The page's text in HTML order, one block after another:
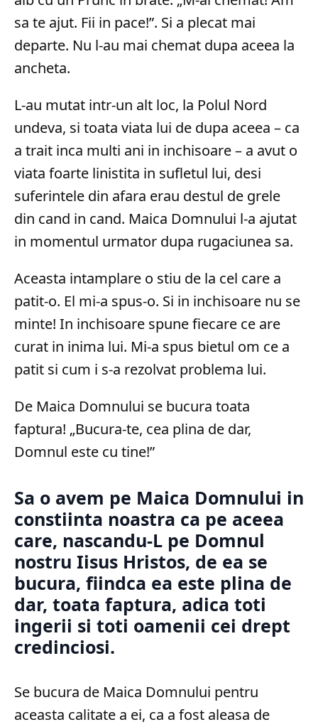
sa te ajut. Fii in pace!”. Si a plecat mai
departe. Nu l-au mai chemat dupa aceea la
ancheta.
L-au mutat intr-un alt loc, la Polul Nord
undeva, si toata viata lui de dupa aceea – ca
a trait inca multi ani in inchisoare – a avut o
viata foarte linistita in sufletul lui, desi
suferintele din afara erau destul de grele
din cand in cand. Maica Domnului l-a ajutat
in momentul urmator dupa rugaciunea sa.
Aceasta intamplare o stiu de la cel care a
patit-o. El mi-a spus-o. Si in inchisoare nu se
minte! In inchisoare spune fiecare ce are
curat in inima lui. Mi-a spus bietul om ce a
patit si cum i s-a rezolvat problema lui.
De Maica Domnului se bucura toata
faptura! „Bucura-te, cea plina de dar,
Domnul este cu tine!”
Sa o avem pe Maica Domnului in
constiinta noastra ca pe aceea
care, nascandu-L pe Domnul
nostru Iisus Hristos, de ea se
bucura, fiindca ea este plina de
dar, toata faptura, adica toti
ingerii si toti oamenii cei drept
credinciosi.
Se bucura de Maica Domnului pentru
aceasta calitate a ei, ca a fost aleasa de